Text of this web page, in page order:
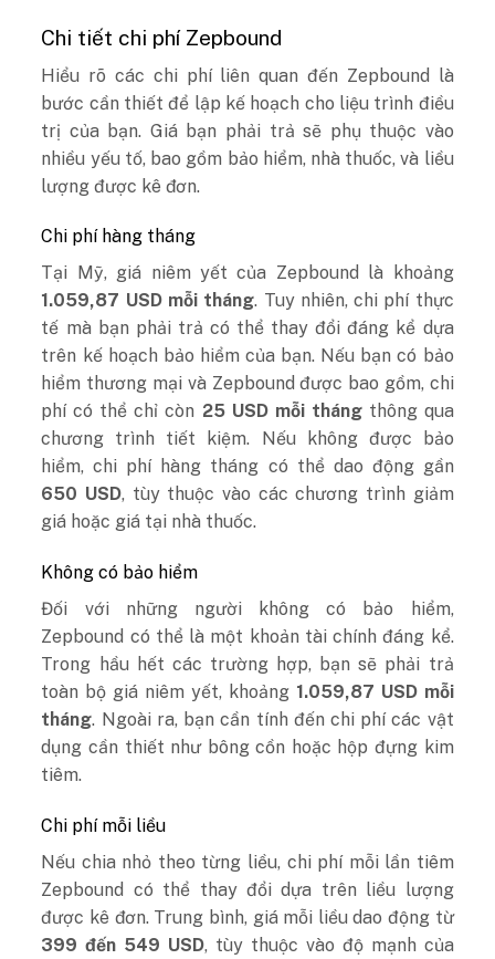
Chi tiết chi phí Zepbound
Hiểu rõ các chi phí liên quan đến Zepbound là
bước cần thiết để lập kế hoạch cho liệu trình điều
trị của bạn. Giá bạn phải trả sẽ phụ thuộc vào
nhiều yếu tố, bao gồm bảo hiểm, nhà thuốc, và liều
lượng được kê đơn.
Chi phí hàng tháng
Tại Mỹ, giá niêm yết của Zepbound là khoảng
1.059,87 USD mỗi tháng. Tuy nhiên, chi phí thực
tế mà bạn phải trả có thể thay đổi đáng kể dựa
trên kế hoạch bảo hiểm của bạn. Nếu bạn có bảo
hiểm thương mại và Zepbound được bao gồm, chi
phí có thể chỉ còn 25 USD mỗi thángthông qua
chương trình tiết kiệm. Nếu không được bảo
hiểm, chi phí hàng tháng có thể dao động gần
650 USD, tùy thuộc vào các chương trình giảm
giá hoặc giá tại nhà thuốc.
Không có bảo hiểm
Đối với những người không có bảo hiểm,
Zepbound có thể là một khoản tài chính đáng kể.
Trong hầu hết các trường hợp, bạn sẽ phải trả
toàn bộ giá niêm yết, khoảng 1.059,87 USD mỗi
tháng. Ngoài ra, bạn cần tính đến chi phí các vật
dụng cần thiết như bông cồn hoặc hộp đựng kim
tiêm.
Chi phí mỗi liều
Nếu chia nhỏ theo từng liều, chi phí mỗi lần tiêm
Zepbound có thể thay đổi dựa trên liều lượng
được kê đơn. Trung bình, giá mỗi liều dao động từ
399 đến 549 USD, tùy thuộc vào độ mạnh của